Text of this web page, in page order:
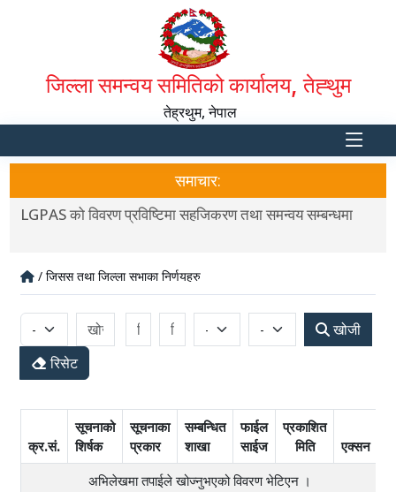
जिल्ला समन्वय समितिको कार्यालय, तेह्थुम
तेह्रथुम, नेपाल
समाचार:
LGPAS को विवरण प्रविष्टिमा सहजिकरण तथा समन्वय सम्बन्धमा
/ जिसस तथा जिल्ला सभाका निर्णयहरु
खोजी
रिसेट
क्र.सं.
सूचनाको
शिर्षक
सूचनाका
प्रकार
सम्बन्धित
शाखा
फाईल
साईज
प्रकाशित
मिति
एक्सन
अभिलेखमा तपाईले खोज्‍नुभएको विवरण भेटिएन ।